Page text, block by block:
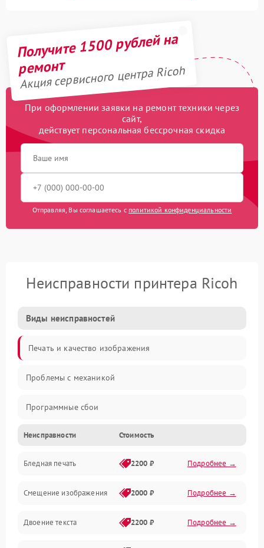
Получите 1500 рублей на
ремонт
Акция сервисного центра Ricoh
При оформлении заявки на ремонт техники через
сайт,
действует персональная бессрочная скидка
Отправляя, Вы соглашаетесь с политикой конфиденциальности
Неисправности принтера Ricoh
Виды неисправностей
Печать и качество изображения
Проблемы с механикой
Программные сбои
Программные ошибки
Картриджи и расходники
Механика и узлы
Подключение и интерфейсы
Неисправности Стоимость
Бледная печать 2200 ₽ Подробнее →
Смещение изображения 2000 ₽ Подробнее →
Двоение текста 2200 ₽ Подробнее →